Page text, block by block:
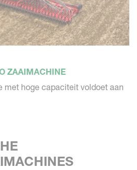
ZAAIMACHINE
met hoge capaciteit voldoet aan